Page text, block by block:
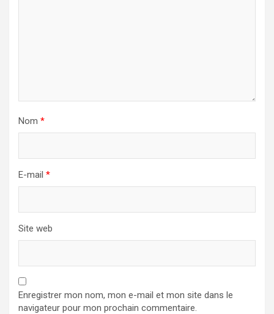
Nom *
E-mail *
Site web
Enregistrer mon nom, mon e-mail et mon site dans le
navigateur pour mon prochain commentaire.